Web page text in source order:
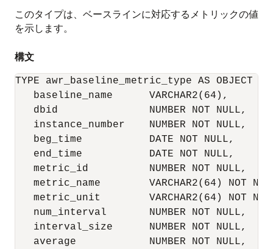
このタイプは、ベースラインに対応するメトリックの値
を示します。
構文
TYPE awr_baseline_metric_type AS OBJECT (
   baseline_name      VARCHAR2(64),
   dbid               NUMBER NOT NULL,
   instance_number    NUMBER NOT NULL,
   beg_time           DATE NOT NULL,
   end_time           DATE NOT NULL,
   metric_id          NUMBER NOT NULL,
metric_name        VARCHAR2(64) NOT
metric_unit        VARCHAR2(64) NOT
   num_interval       NUMBER NOT NULL,
   interval_size      NUMBER NOT NULL,
   average            NUMBER NOT NULL,